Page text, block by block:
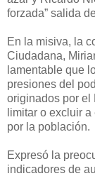
forzada” salida
En la misiva, la
Ciudadana,
lamentable que
presiones del
originados por el
limitar o excluir
por la población.
Expresó la
indicadores de